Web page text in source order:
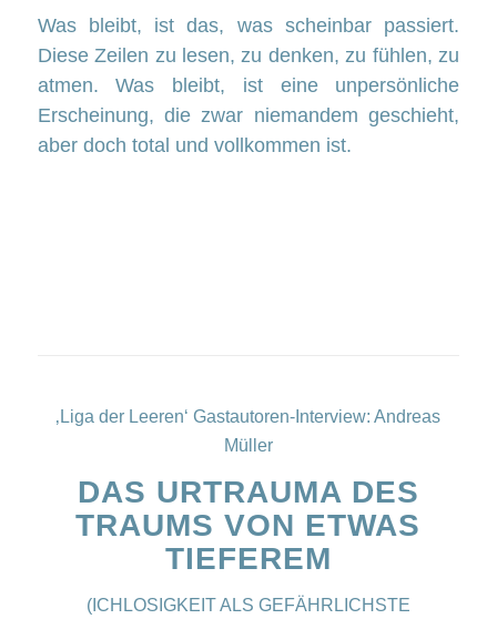
Was bleibt, ist das, was scheinbar passiert.
Diese Zeilen zu lesen, zu denken, zu fühlen, zu
atmen. Was bleibt, ist eine unpersönliche
Erscheinung, die zwar niemandem geschieht,
aber doch total und vollkommen ist.
‚Liga der Leeren‘ Gastautoren-Interview: Andreas
Müller
DAS URTRAUMA DES
TRAUMS VON ETWAS
TIEFEREM
(ICHLOSIGKEIT ALS GEFÄHRLICHSTE